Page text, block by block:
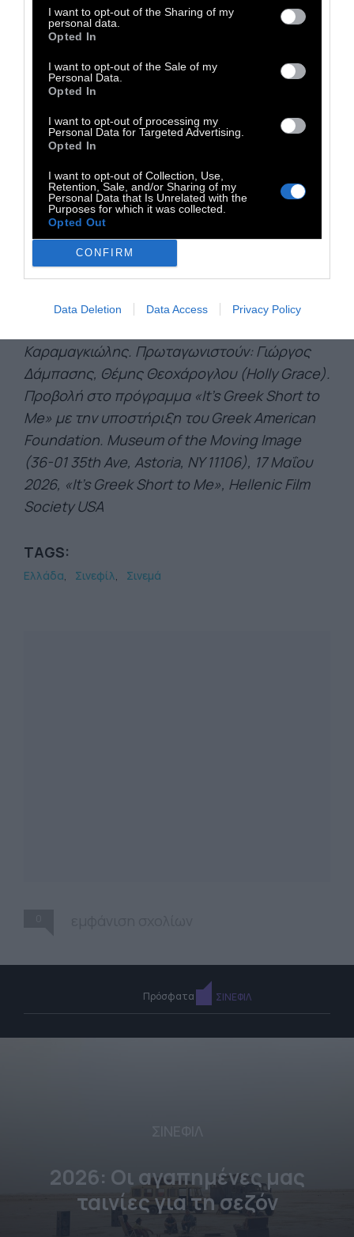
I want to opt-out of the Sharing of my
personal data.
Opted In
I want to opt-out of the Sale of my
Personal Data.
Opted In
I want to opt-out of processing my
Personal Data for Targeted Advertising.
Opted In
I want to opt-out of Collection, Use,
Retention, Sale, and/or Sharing of my
Personal Data that Is Unrelated with the
Purposes for which it was collected.
Opted Out
CONFIRM
Data Deletion Data Access Privacy Policy
πρεμιέρα στον σινεφίλ κινηματογράφο
Δαναό, τον Νοέμβριο του 2024.
Ανάμεσα στις σημαντικότερες στιγμές της
πορείας του «Άβελ»
Βραβείο Καλύτερης Ταινίας στο San
Francisco Greek Film Festival, καθώς και οι
Φεστιβάλ Κινηματογράφου Χανίων, όπου
τιμήθηκε με το Βραβείο Κοινού και το
Βραβείο Σεναρίου. Παράλληλα, η διεθνής του
διαδρομή συνεχίζεται με την προβολή του
στο πρόγραμμα «It’s Greek Short to Me» της
Hellenic Film Society στη Νέα Υόρκη.
Καραμαγκιώλης. Πρωταγωνιστούν: Γιώργος
Δάμπασης, Θέμης Θεοχάρογλου (Holly Grace).
Προβολή στο πρόγραμμα «It’s Greek Short to
Me» με την υποστήριξη του Greek Αmerican
Foundation. Museum of the Moving Image
(36-01 35th Ave, Astoria, NY 11106), 17 Μαΐου
2026, «It's Greek Short to Me», Hellenic Film
Society USA
TAGS:
Ελλάδα Σινεφίλ Σινεμά
Πρόσφατα ΣΙΝΕΦΙΛ
2026: Οι αγαπημένες μας
ταινίες για τη σεζόν